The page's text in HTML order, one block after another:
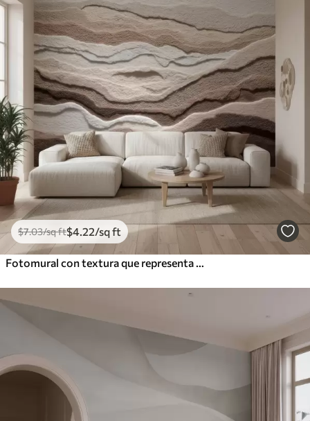
$7.03/sq ft$4 .22/sq ft